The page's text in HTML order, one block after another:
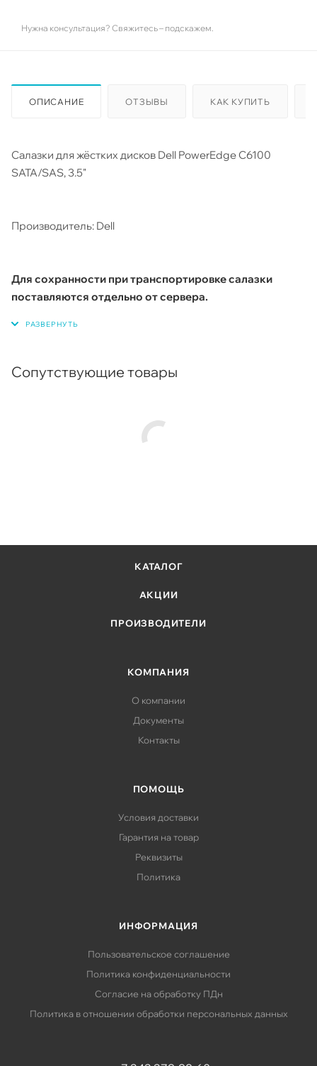
Нужна консультация? Свяжитесь – подскажем.
ОПИСАНИЕ ОТЗЫВЫ КАК КУПИТЬ
Салазки для жёстких дисков Dell PowerEdge С6100
SATA/SAS, 3.5"
Производитель: Dell
Для сохранности при транспортировке салазки
поставляются отдельно от сервера.
Сопутствующие товары
КАТАЛОГ
АКЦИИ
ПРОИЗВОДИТЕЛИ
КОМПАНИЯ
О компании
Документы
Контакты
ПОМОЩЬ
Условия доставки
Гарантия на товар
Реквизиты
Политика
ИНФОРМАЦИЯ
Пользовательское соглашение
Политика конфиденциальности
Согласие на обработку ПДн
Политика в отношении обработки персональных данных